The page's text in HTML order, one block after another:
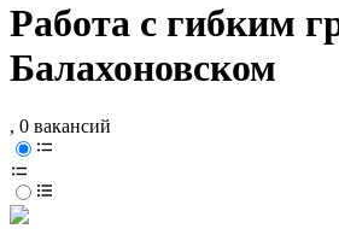
Работа с гибким
Балахоновском
, 0 вакансий